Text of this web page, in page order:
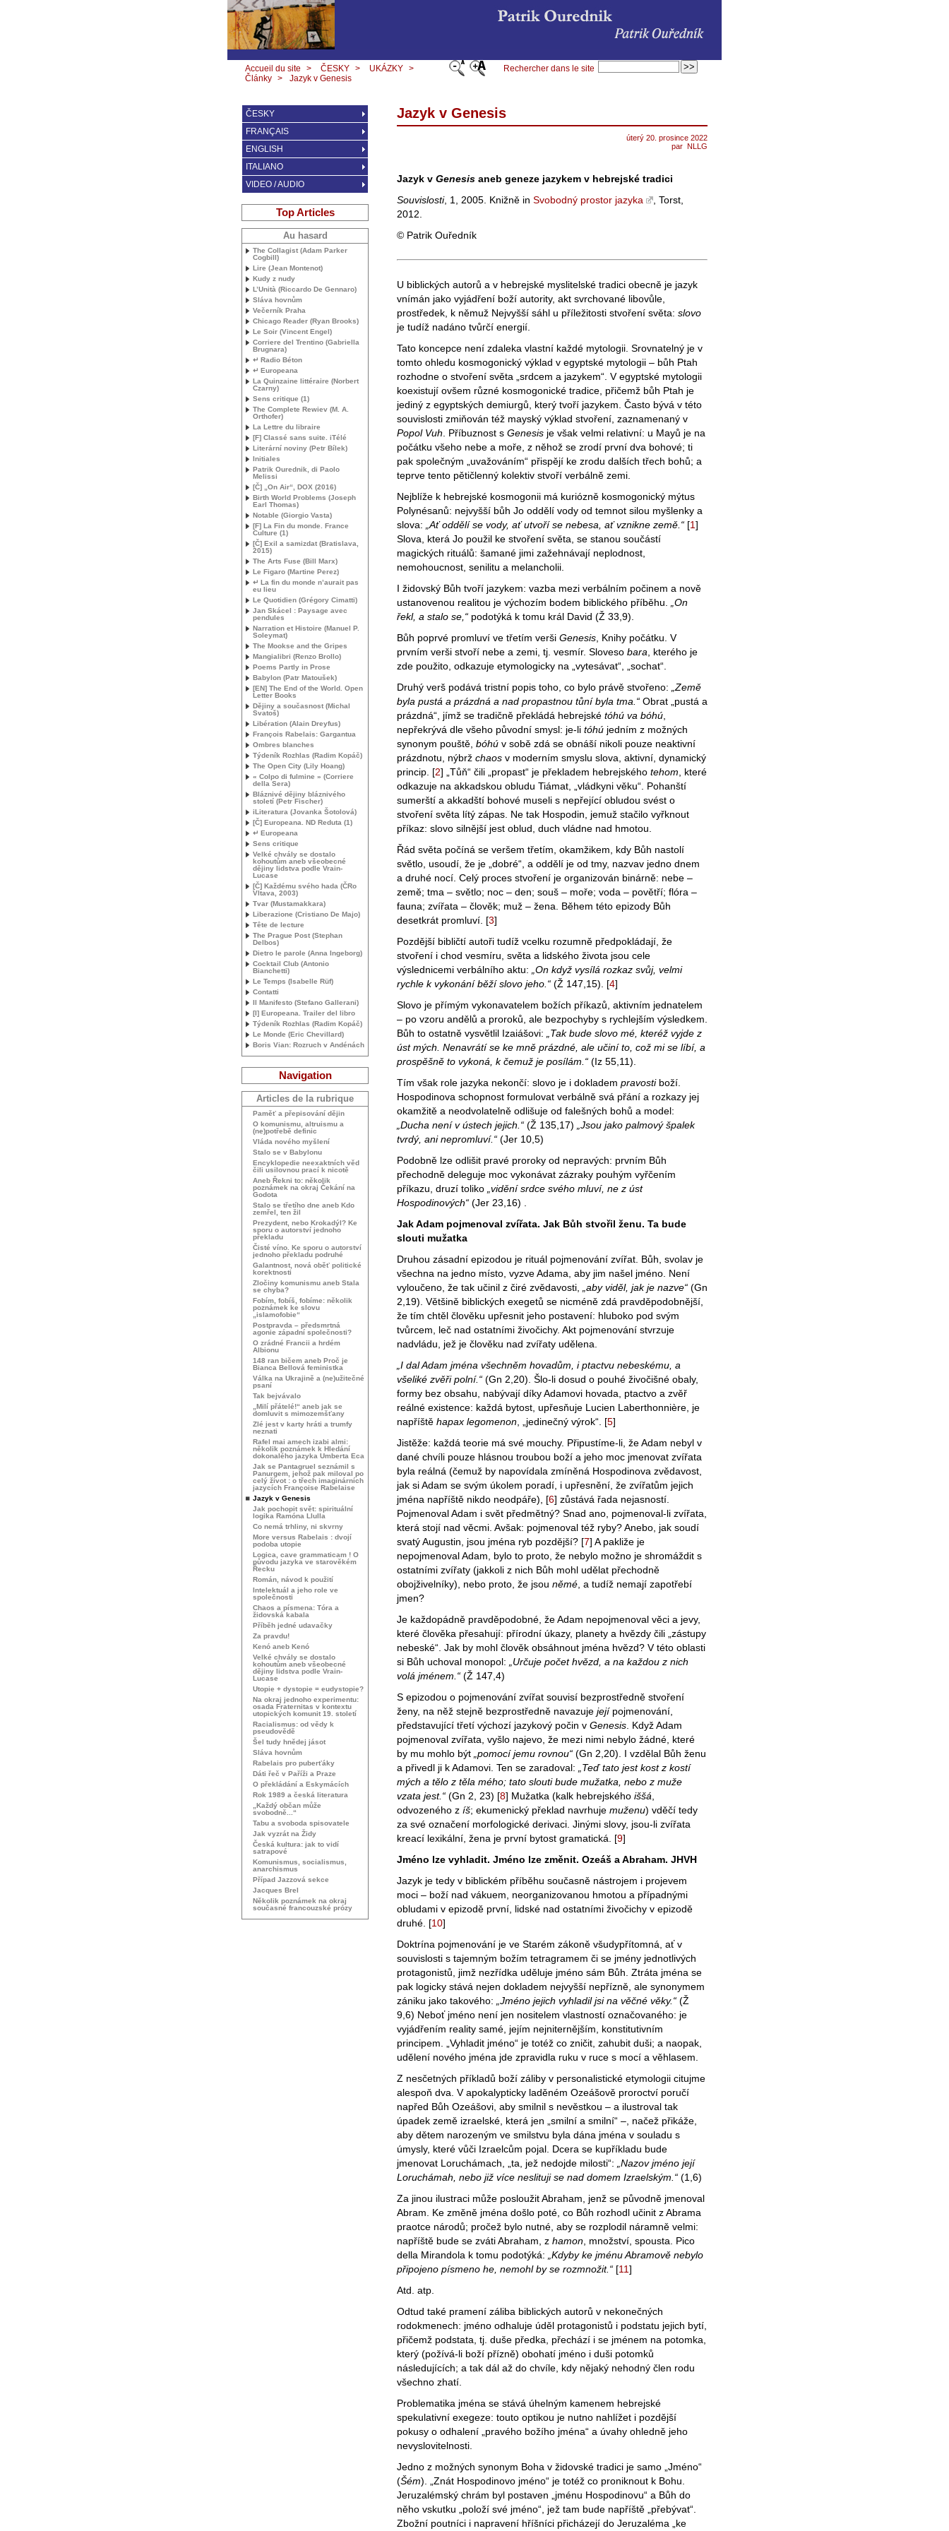
Rechercher dans le site
Accueil du site > ČESKY > UKÁZKY >
Články > Jazyk v Genesis
Jazyk v Genesis
úterý 20. prosince 2022
par NLLG
Jazyk v Genesis aneb geneze jazykem v hebrejské tradici
Souvislosti, 1, 2005. Knižně in Svobodný prostor jazyka
, Torst,
2012.
© Patrik Ouředník
U biblických autorů a v hebrejské myslitelské tradici obecně je jazyk
vnímán jako vyjádření boží autority, akt svrchované libovůle,
prostředek, k němuž Nejvyšší sáhl u příležitosti stvoření světa: slovo
je tudíž nadáno tvůrčí energií.
Tato koncepce není zdaleka vlastní každé mytologii. Srovnatelný je v
tomto ohledu kosmogonický výklad v egyptské mytologii – bůh Ptah
rozhodne o stvoření světa „srdcem a jazykem“. V egyptské mytologii
koexistují ovšem různé kosmogonické tradice, přičemž bůh Ptah je
jediný z egyptských demiurgů, který tvoří jazykem. Často bývá v této
souvislosti zmiňován též mayský výklad stvoření, zaznamenaný v
Popol Vuh . Příbuznost s Genesis je však velmi relativní: u Mayů je na
počátku všeho nebe a moře, z něhož se zrodí první dva bohové; ti
pak společným „uvažováním“ přispějí ke zrodu dalších třech bohů; a
teprve tento pětičlenný kolektiv stvoří verbálně zemi.
Nejblíže k hebrejské kosmogonii má kuriózně kosmogonický mýtus
Polynésanů: nejvyšší bůh Jo oddělí vody od temnot silou myšlenky a
slova:
„Ať oddělí se vody, ať utvoří se nebesa, ať vznikne země.“ [1]
Slova, která Jo použil ke stvoření světa, se stanou součástí
magických rituálů: šamané jimi zažehnávají neplodnost,
nemohoucnost, senilitu a melancholii.
I židovský Bůh tvoří jazykem: vazba mezi verbálním počinem a nově
ustanovenou realitou je výchozím bodem biblického příběhu.
„On
řekl, a stalo se,“ podotýká k tomu král David (Ž 33,9).
Bůh poprvé promluví ve třetím verši Genesis , Knihy počátku. V
prvním verši stvoří nebe a zemi, tj. vesmír. Sloveso bara , kterého je
zde použito, odkazuje etymologicky na „vytesávat“, „sochat“.
Druhý verš podává tristní popis toho, co bylo právě stvořeno:
„Země
byla pustá a prázdná a nad propastnou tůní byla tma.“ Obrat „pustá a
prázdná“, jímž se tradičně překládá hebrejské tóhú va bóhú
nepřekrývá dle všeho původní smysl: je-li tóhú jedním z možných
synonym pouště, bóhú v sobě zdá se obnáší nikoli pouze neaktivní
prázdnotu, nýbrž chaos v moderním smyslu slova, aktivní, dynamický
princip. [2] „Tůň“ čili „propast“ je překladem hebrejského tehom , které
odkazuje na akkadskou obludu Tiámat, „vládkyni věku“. Pohanští
sumerští a akkadští bohové museli s nepřející obludou svést o
stvoření světa lítý zápas. Ne tak Hospodin, jemuž stačilo vyřknout
příkaz: slovo silnější jest oblud, duch vládne nad hmotou.
Řád světa počíná se veršem třetím, okamžikem, kdy Bůh nastolí
světlo, usoudí, že je „dobré“, a oddělí je od tmy, nazvav jedno dnem
a druhé nocí. Celý proces stvoření je organizován binárně: nebe –
země; tma – světlo; noc – den; souš – moře; voda – povětří; flóra –
fauna; zvířata – člověk; muž – žena. Během této epizody Bůh
desetkrát promluví. [3]
Pozdější bibličtí autoři tudíž vcelku rozumně předpokládají, že
stvoření i chod vesmíru, světa a lidského života jsou cele
výslednicemi verbálního aktu:
„On když vysílá rozkaz svůj, velmi
rychle k vykonání běží slovo jeho.“ (Ž 147,15). [4]
Slovo je přímým vykonavatelem božích příkazů, aktivním jednatelem
– po vzoru andělů a proroků, ale bezpochyby s rychlejším výsledkem.
Bůh to ostatně vysvětlil Izaiášovi:
„Tak bude slovo mé, kteréž vyjde z
úst mých. Nenavrátí se ke mně prázdné, ale učiní to, což mi se líbí, a
prospěšně to vykoná, k čemuž je posílám.“ (Iz 55,11).
Tím však role jazyka nekončí: slovo je i dokladem pravostiboží.
Hospodinova schopnost formulovat verbálně svá přání a rozkazy jej
okamžitě a neodvolatelně odlišuje od falešných bohů a model:
„Ducha není v ústech jejich.“ (Ž 135,17)
„Jsou jako palmový špalek
tvrdý, ani nepromluví.“ (Jer 10,5)
Podobně lze odlišit pravé proroky od nepravých: prvním Bůh
přechodně deleguje moc vykonávat zázraky pouhým vyřčením
příkazu, druzí toliko „vidění srdce svého mluví, ne z úst
Hospodinových“ (Jer 23,16) .
Jak Adam pojmenoval zvířata. Jak Bůh stvořil ženu. Ta bude
slouti mužatka
Druhou zásadní epizodou je rituál pojmenování zvířat. Bůh, svolav je
všechna na jedno místo, vyzve Adama, aby jim našel jméno. Není
vyloučeno, že tak učinil z čiré zvědavosti,
„aby viděl, jak je nazve“ (Gn
2,19). Většině biblických exegetů se nicméně zdá pravděpodobnější,
že tím chtěl člověku upřesnit jeho postavení: hluboko pod svým
tvůrcem, leč nad ostatními živočichy. Akt pojmenování stvrzuje
nadvládu, jež je člověku nad zvířaty udělena.
„I dal Adam jména všechněm hovadům, i ptactvu nebeskému, a
všeliké zvěři polní.“ (Gn 2,20). Šlo-li dosud o pouhé živočišné obaly,
formy bez obsahu, nabývají díky Adamovi hovada, ptactvo a zvěř
reálné existence: každá bytost, upřesňuje Lucien Laberthonnière, je
napříště hapax legomenon , „jedinečný výrok“. [5]
Jistěže: každá teorie má své mouchy. Připustíme-li, že Adam nebyl v
dané chvíli pouze hlásnou troubou boží a jeho moc jmenovat zvířata
byla reálná (čemuž by napovídala zmíněná Hospodinova zvědavost,
jak si Adam se svým úkolem poradí, i upřesnění, že zvířatům jejich
jména napříště nikdo neodpáře),
[6] zůstává řada nejasností.
Pojmenoval Adam i svět předmětný? Snad ano, pojmenoval-li zvířata,
která stojí nad věcmi. Avšak: pojmenoval též ryby? Anebo, jak soudí
svatý Augustin, jsou jména ryb pozdější? [7] A pakliže je
nepojmenoval Adam, bylo to proto, že nebylo možno je shromáždit s
ostatními zvířaty (jakkoli z nich Bůh mohl udělat přechodně
obojživelníky), nebo proto, že jsou němé , a tudíž nemají zapotřebí
jmen?
Je každopádně pravděpodobné, že Adam nepojmenoval věci a jevy,
které člověka přesahují: přírodní úkazy, planety a hvězdy čili „zástupy
nebeské“. Jak by mohl člověk obsáhnout jména hvězd? V této oblasti
si Bůh uchoval monopol:
„Určuje počet hvězd, a na každou z nich
volá jménem.“ (Ž 147,4)
S epizodou o pojmenování zvířat souvisí bezprostředně stvoření
ženy, na něž stejně bezprostředně navazuje jejípojmenování,
představující třetí výchozí jazykový počin v Genesis . Když Adam
pojmenoval zvířata, vyšlo najevo, že mezi nimi nebylo žádné, které
by mu mohlo být „pomocí jemu rovnou“ (Gn 2,20). I vzdělal Bůh ženu
a přivedl ji k Adamovi. Ten se zaradoval:
„Teď tato jest kost z kostí
mých a tělo z těla mého; tato slouti bude mužatka, nebo z muže
vzata jest.“ (Gn 2, 23) [8] Mužatka (kalk hebrejského iššá
odvozeného z íš; ekumenický překlad navrhuje muženu) vděčí tedy
za své označení morfologické derivaci. Jinými slovy, jsou-li zvířata
kreací lexikální, žena je první bytost gramatická.
[9]
Jméno lze vyhladit. Jméno lze změnit. Ozeáš a Abraham. JHVH
Jazyk je tedy v biblickém příběhu současně nástrojem i projevem
moci – boží nad vákuem, neorganizovanou hmotou a případnými
obludami v epizodě první, lidské nad ostatními živočichy v epizodě
druhé. [10]
Doktrína pojmenování je ve Starém zákoně všudypřítomná, ať v
souvislosti s tajemným božím tetragramem či se jmény jednotlivých
protagonistů, jimž nezřídka uděluje jméno sám Bůh. Ztráta jména se
pak logicky stává nejen dokladem nejvyšší nepřízně, ale synonymem
zániku jako takového:
„Jméno jejich vyhladil jsi na věčné věky.“ (Ž
9,6) Neboť jméno není jen nositelem vlastností označovaného: je
vyjádřením reality samé, jejím nejniternějším, konstitutivním
principem. „Vyhladit jméno“ je totéž co zničit, zahubit duši; a naopak,
udělení nového jména jde zpravidla ruku v ruce s mocí a věhlasem.
Z nesčetných příkladů boží záliby v personalistické etymologii citujme
alespoň dva. V apokalypticky laděném Ozeášově proroctví poručí
napřed Bůh Ozeášovi, aby smilnil s nevěstkou – a ilustroval tak
úpadek země izraelské, která jen „smilní a smilní“ –, načež přikáže,
aby dětem narozeným ve smilstvu byla dána jména v souladu s
úmysly, které vůči Izraelcům pojal. Dcera se kupříkladu bude
jmenovat Loruchámach, „ta, jež nedojde milosti“:
„Nazov jméno její
Loruchámah, nebo již více neslituji se nad domem Izraelským.“ (1,6)
Za jinou ilustraci může posloužit Abraham, jenž se původně jmenoval
Abram. Ke změně jména došlo poté, co Bůh rozhodl učinit z Abrama
praotce národů; pročež bylo nutné, aby se rozplodil náramně velmi:
napříště bude se zváti Abraham, z hamon , množství, spousta. Pico
della Mirandola k tomu podotýká:
„Kdyby ke jménu Abramově nebylo
připojeno písmeno he, nemohl by se rozmnožit.“ [11]
Atd. atp.
Odtud také pramení záliba biblických autorů v nekonečných
rodokmenech: jméno odhaluje úděl protagonistů i podstatu jejich bytí,
přičemž podstata, tj. duše předka, přechází i se jménem na potomka,
který (požívá-li boží přízně) obohatí jméno i duši potomků
následujících; a tak dál až do chvíle, kdy nějaký nehodný člen rodu
všechno zhatí.
Problematika jména se stává úhelným kamenem hebrejské
spekulativní exegeze: touto optikou je nutno nahlížet i pozdější
pokusy o odhalení „pravého božího jména“ a úvahy ohledně jeho
nevyslovitelnosti.
Jedno z možných synonym Boha v židovské tradici je samo „Jméno“
(Šém). „Znát Hospodinovo jméno“ je totéž co proniknout k Bohu.
Jeruzalémský chrám byl postaven „jménu Hospodinovu“ a Bůh do
něho vskutku „položí své jméno“, jež tam bude napříště „přebývat“.
Zbožní poutníci i napravení hříšníci přicházejí do Jeruzaléma „ke
ČESKY
FRANÇAIS
ENGLISH
ITALIANO
VIDEO / AUDIO
Top Articles
Au hasard
The Collagist (Adam Parker
Cogbill)
Lire (Jean Montenot)
Kudy z nudy
L’Unità (Riccardo De Gennaro)
Sláva hovnům
Večerník Praha
Chicago Reader (Ryan Brooks)
Le Soir (Vincent Engel)
Corriere del Trentino (Gabriella
Brugnara)
↵ Radio Béton
↵ Europeana
La Quinzaine littéraire (Norbert
Czarny)
Sens critique (1)
The Complete Rewiev (M. A.
Orthofer)
La Lettre du libraire
[F] Classé sans suite. iTélé
Literární noviny (Petr Bílek)
Initiales
Patrik Ourednik, di Paolo
Melissi
[Č] „On Air“, DOX (2016)
Birth World Problems (Joseph
Earl Thomas)
Notable (Giorgio Vasta)
[F] La Fin du monde. France
Culture (1)
[Č] Exil a samizdat (Bratislava,
2015)
The Arts Fuse (Bill Marx)
Le Figaro (Martine Perez)
↵ La fin du monde n’aurait pas
eu lieu
Le Quotidien (Grégory Cimatti)
Jan Skácel : Paysage avec
pendules
Narration et Histoire (Manuel P.
Soleymat)
The Mookse and the Gripes
Mangialibri (Renzo Brollo)
Poems Partly in Prose
Babylon (Patr Matoušek)
[EN] The End of the World. Open
Letter Books
Dějiny a současnost (Michal
Svatoš)
Libération (Alain Dreyfus)
François Rabelais: Gargantua
Ombres blanches
Týdeník Rozhlas (Radim Kopáč)
The Open City (Lily Hoang)
« Colpo di fulmine » (Corriere
della Sera)
Bláznivé dějiny bláznivého
století (Petr Fischer)
iLiteratura (Jovanka Šotolová)
[Č] Europeana. ND Reduta (1)
↵ Europeana
Sens critique
Velké chvály se dostalo
kohoutům aneb všeobecné
dějiny lidstva podle Vrain-
Lucase
[Č] Každému svého hada (ČRo
Vltava, 2003)
Tvar (Mustamakkara)
Liberazione (Cristiano De Majo)
Tête de lecture
The Prague Post (Stephan
Delbos)
Dietro le parole (Anna Ingeborg)
Cocktail Club (Antonio
Bianchetti)
Le Temps (Isabelle Rüf)
Contatti
Il Manifesto (Stefano Gallerani)
[I] Europeana. Trailer del libro
Týdeník Rozhlas (Radim Kopáč)
Le Monde (Eric Chevillard)
Boris Vian: Rozruch v Andénách
Navigation
Articles de la rubrique
Paměť a přepisování dějin
O komunismu, altruismu a
(ne)potřebě definic
Vláda nového myšlení
Stalo se v Babylonu
Encyklopedie neexaktních věd
čili usilovnou prací k nicotě
Aneb Řekni to: několik
poznámek na okraj Čekání na
Godota
Stalo se třetího dne aneb Kdo
zemřel, ten žil
Prezydent, nebo Krokadýl? Ke
sporu o autorství jednoho
překladu
Čisté víno. Ke sporu o autorství
jednoho překladu podruhé
Galantnost, nová oběť politické
korektnosti
Zločiny komunismu aneb Stala
se chyba?
Fobím, fobíš, fobíme: několik
poznámek ke slovu
„islamofobie“
Postpravda – předsmrtná
agonie západní společnosti?
O zrádné Francii a hrdém
Albionu
148 ran bičem aneb Proč je
Bianca Bellová feministka
Válka na Ukrajině a (ne)užitečné
psaní
Tak bejvávalo
„Milí přátelé!“ aneb jak se
domluvit s mimozemšťany
Zlé jest v karty hráti a trumfy
neznati
Rafel mai amech izabi almi:
několik poznámek k Hledání
dokonalého jazyka Umberta Eca
Jak se Pantagruel seznámil s
Panurgem, jehož pak miloval po
celý život : o třech imaginárních
jazycích Françoise Rabelaise
Jazyk v Genesis
Jak pochopit svět: spirituální
logika Ramóna Llulla
Co nemá trhliny, ni skvrny
More versus Rabelais : dvojí
podoba utopie
Logica, cave grammaticam ! O
původu jazyka ve starověkém
Řecku
Román, návod k použití
Intelektuál a jeho role ve
společnosti
Chaos a písmena: Tóra a
židovská kabala
Příběh jedné udavačky
Za pravdu!
Kenó aneb Kenó
Velké chvály se dostalo
kohoutům aneb všeobecné
dějiny lidstva podle Vrain-
Lucase
Utopie + dystopie = eudystopie?
Na okraj jednoho experimentu:
osada Fraternitas v kontextu
utopických komunit 19. století
Racialismus: od vědy k
pseudovědě
Šel tudy hnědej jásot
Sláva hovnům
Rabelais pro puberťáky
Dáti řeč v Paříži a Praze
O překládání a Eskymácích
Rok 1989 a česká literatura
„Každý občan může
svobodně...“
Tabu a svoboda spisovatele
Jak vyzrát na Židy
Česká kultura: jak to vidí
satrapové
Komunismus, socialismus,
anarchismus
Případ Jazzová sekce
Jacques Brel
Několik poznámek na okraj
současné francouzské prózy